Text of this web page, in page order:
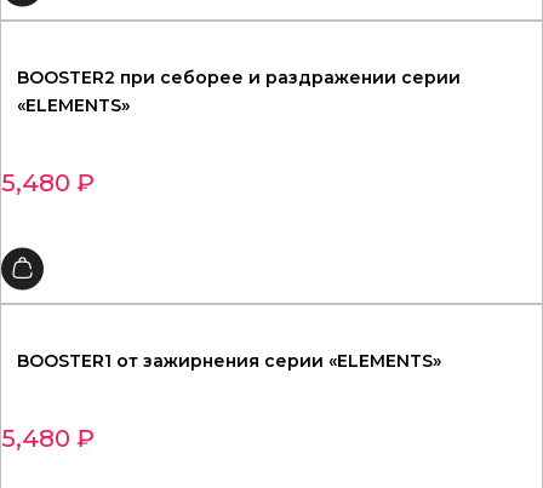
BOOSTER2 при себорее и раздражении серии
«ELEMENTS»
5,480 ₽
BOOSTER1 от зажирнения серии «ELEMENTS»
5,480 ₽